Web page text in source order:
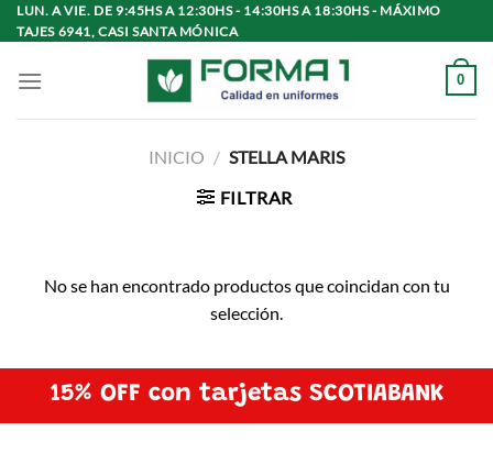
Saltar
al
LUN. A VIE. DE 9:45HS A 12:30HS - 14:30HS A 18:30HS - MÁXIMO
TAJES 6941, CASI SANTA MÓNICA
0
INICIO / STELLA MARIS
FILTRAR
No se han encontrado productos que coincidan con tu
selección.
15% OFF con tarjetas SCOTIABANK